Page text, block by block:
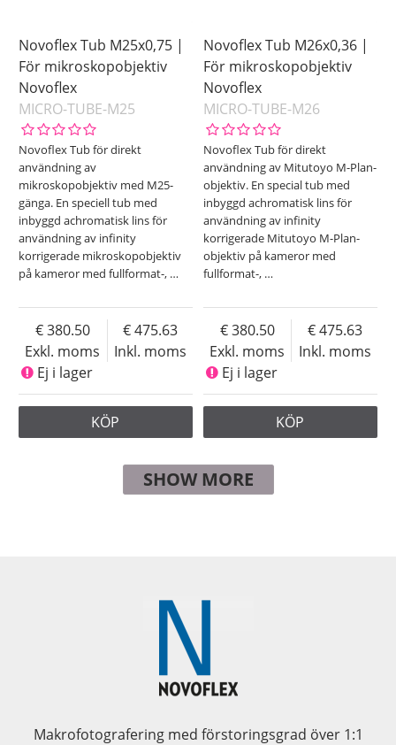
Novoflex Tub M25x0,75 |
För mikroskopobjektiv
Novoflex
MICRO-TUBE-M25
Novoflex Tub för direkt
användning av
mikroskopobjektiv med M25-
gänga. En speciell tub med
inbyggd achromatisk lins för
användning av infinity
korrigerade mikroskopobjektiv
på kameror med fullformat-, …
Exkl. moms
380.50
Inkl. moms
475.63
Ej i lager
KÖP
Novoflex Tub M26x0,36 |
För mikroskopobjektiv
Novoflex
MICRO-TUBE-M26
Novoflex Tub för direkt
användning av Mitutoyo M-Plan-
objektiv. En special tub med
inbyggd achromatisk lins för
användning av infinity
korrigerade Mitutoyo M-Plan-
objektiv på kameror med
fullformat-, …
Exkl. moms
380.50
Inkl. moms
475.63
Ej i lager
KÖP
SHOW MORE
Makrofotografering med förstoringsgrad över 1:1